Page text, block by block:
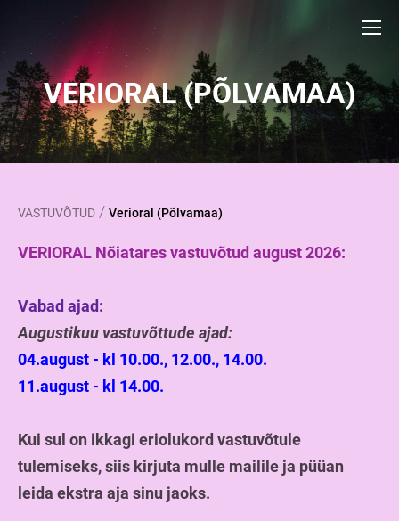
VERIORAL (PÕLVAMAA)
VASTUVÕTUD / Verioral (Põlvamaa)
VERIORAL Nõiatares vastuvõtud august 2026:
Vabad ajad:
Augustikuu vastuvõttude ajad:
04.august - kl 10.00., 12.00., 14.00.
11.august - kl 14.00.
Kui sul on ikkagi eriolukord vastuvõtule
tulemiseks, siis kirjuta mulle mailile ja püüan
leida ekstra aja sinu jaoks.